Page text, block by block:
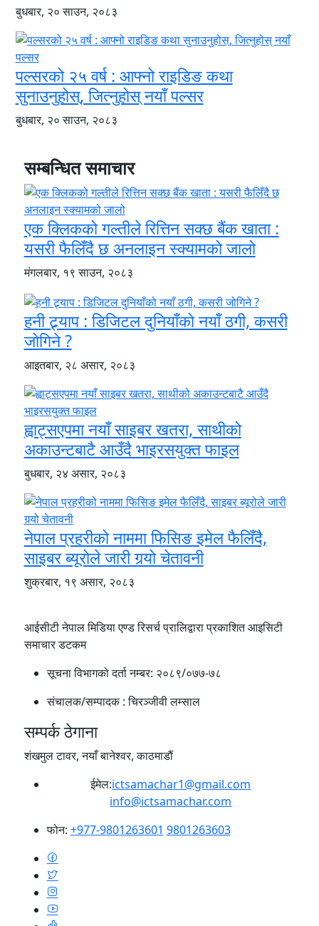
बुधबार, २० साउन, २०८३
पल्सरको २५ वर्ष : आफ्नो राइडिङ कथा
सुनाउनुहोस्, जित्नुहोस् नयाँ पल्सर
बुधबार, २० साउन, २०८३
सम्बन्धित समाचार
एक क्लिकको गल्तीले रित्तिन सक्छ बैंक खाता :
यसरी फैलिँदै छ अनलाइन स्क्यामको जालो
मंगलबार, १९ साउन, २०८३
हनी ट्र्याप : डिजिटल दुनियाँको नयाँ ठगी, कसरी
जोगिने ?
आइतबार, २८ असार, २०८३
ह्वाट्सएपमा नयाँ साइबर खतरा, साथीको
अकाउन्टबाटै आउँदै भाइरसयुक्त फाइल
बुधबार, २४ असार, २०८३
नेपाल प्रहरीको नाममा फिसिङ इमेल फैलिँदै,
साइबर ब्यूरोले जारी गर्‍यो चेतावनी
शुक्रबार, १९ असार, २०८३
आईसीटी नेपाल मिडिया एण्ड रिसर्च प्रालिद्वारा प्रकाशित आइसिटी
समाचार डटकम
सूचना विभागको दर्ता नम्बर: २०८९/०७७-७८
संचालक/सम्पादक :चिरञ्जीवी लम्साल
सम्पर्क ठेगाना
शंखमुल टावर, नयाँ बानेश्वर, काठमाडौं
ईमेल:ictsamachar1@gmail.com
info@ictsamachar.com
फोन: +977-9801263601 9801263603